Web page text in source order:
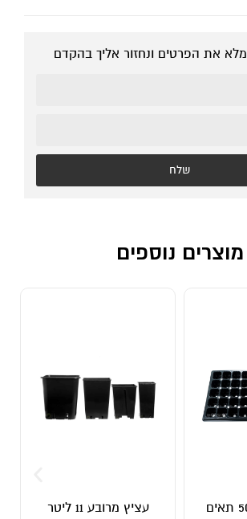
מלא את הפרטים ונחזור אליך בהקדם
שלח
מוצרים נוספים
עציץ מרובע 11 ליטר